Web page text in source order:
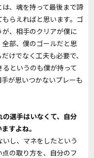
、魂を持って最後まで諦
らえればと思います。ゴ
、相手のクリアが僕に
部、僕のゴールだと思
けでなく工夫も必要で、
というのも僕が持って
が思いつかないプレーも
の選手はいなくて、自分
すよね。
いし、マネをしたという
の取り方を、自分のフ